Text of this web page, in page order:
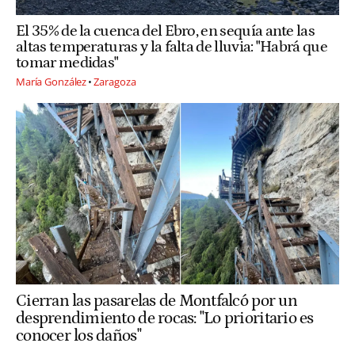
El 35% de la cuenca del Ebro, en sequía ante las
altas temperaturas y la falta de lluvia: "Habrá que
tomar medidas"
María González Zaragoza
Cierran las pasarelas de Montfalcó por un
desprendimiento de rocas: "Lo prioritario es
conocer los daños"